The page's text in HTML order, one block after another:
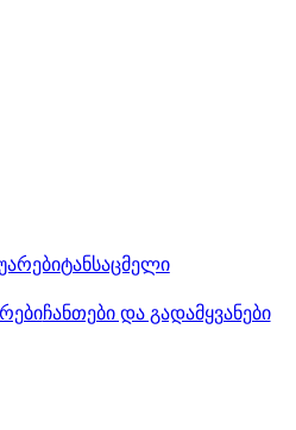
ტანსაცმელი
ჩანთები და გადამყვანები